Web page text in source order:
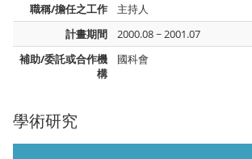
學術研究
職稱/擔任之工作
主持人
計畫期間
2000.08 ~ 2001.07
補助/委託或合作機
構
國科會